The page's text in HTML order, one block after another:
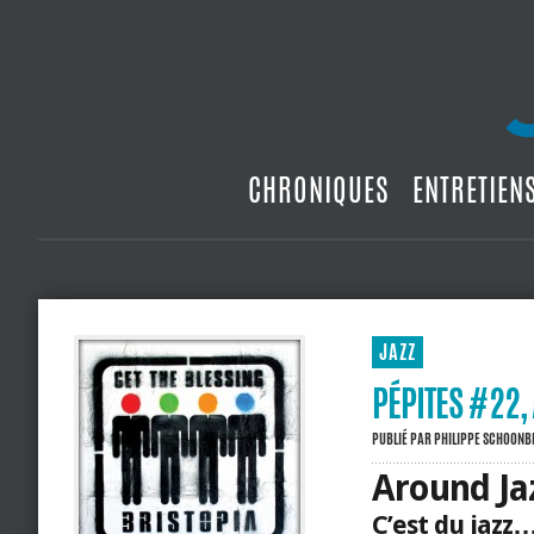
CHRONIQUES
JAZZ
PÉPITES
PUBLIÉ PARPHILIPPE
Around
C’est du